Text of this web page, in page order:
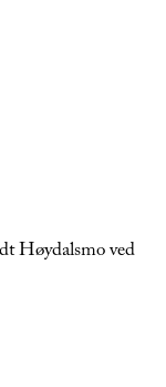
Høydalsmo ved